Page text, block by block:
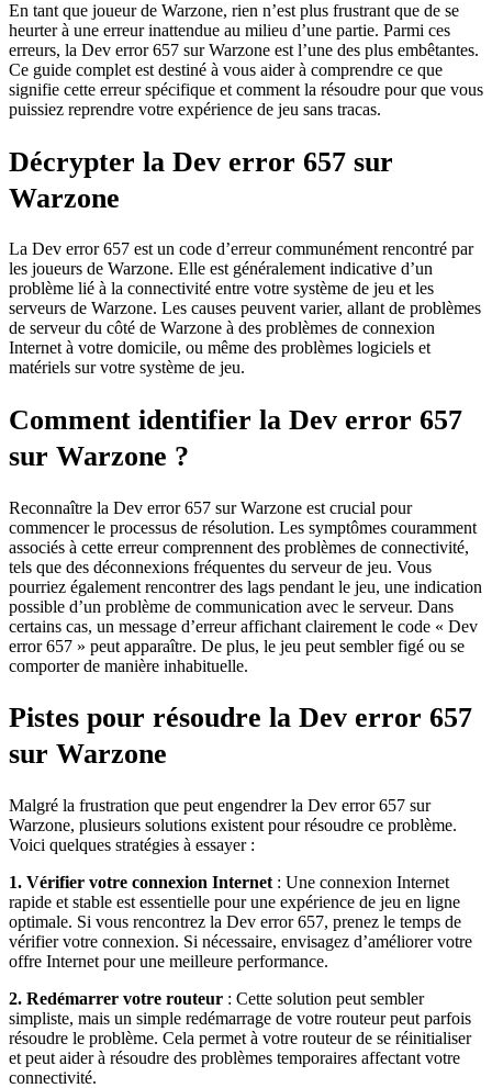
En tant que joueur de Warzone, rien n’est plus frustrant que de se
heurter à une erreur inattendue au milieu d’une partie. Parmi ces
erreurs, la Dev error 657 sur Warzone est l’une des plus embêtantes.
Ce guide complet est destiné à vous aider à comprendre ce que
signifie cette erreur spécifique et comment la résoudre pour que vous
puissiez reprendre votre expérience de jeu sans tracas.
Décrypter la Dev error 657 sur
Warzone
La Dev error 657 est un code d’erreur communément rencontré par
les joueurs de Warzone. Elle est généralement indicative d’un
problème lié à la connectivité entre votre système de jeu et les
serveurs de Warzone. Les causes peuvent varier, allant de problèmes
de serveur du côté de Warzone à des problèmes de connexion
Internet à votre domicile, ou même des problèmes logiciels et
matériels sur votre système de jeu.
Comment identifier la Dev error 657
sur Warzone ?
Reconnaître la Dev error 657 sur Warzone est crucial pour
commencer le processus de résolution. Les symptômes couramment
associés à cette erreur comprennent des problèmes de connectivité,
tels que des déconnexions fréquentes du serveur de jeu. Vous
pourriez également rencontrer des lags pendant le jeu, une indication
possible d’un problème de communication avec le serveur. Dans
certains cas, un message d’erreur affichant clairement le code « Dev
error 657 » peut apparaître. De plus, le jeu peut sembler figé ou se
comporter de manière inhabituelle.
Pistes pour résoudre la Dev error 657
sur Warzone
Malgré la frustration que peut engendrer la Dev error 657 sur
Warzone, plusieurs solutions existent pour résoudre ce problème.
Voici quelques stratégies à essayer :
1. Vérifier votre connexion Internet : Une connexion Internet
rapide et stable est essentielle pour une expérience de jeu en ligne
optimale. Si vous rencontrez la Dev error 657, prenez le temps de
vérifier votre connexion. Si nécessaire, envisagez d’améliorer votre
offre Internet pour une meilleure performance.
2. Redémarrer votre routeur : Cette solution peut sembler
simpliste, mais un simple redémarrage de votre routeur peut parfois
résoudre le problème. Cela permet à votre routeur de se réinitialiser
et peut aider à résoudre des problèmes temporaires affectant votre
connectivité.